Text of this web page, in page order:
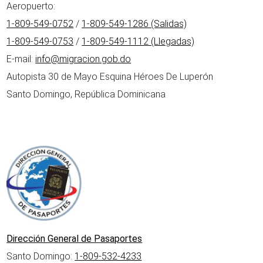
Aeropuerto:
1-809-549-0752 / 1-809-549-1286 (Salidas)
1-809-549-0753 / 1-809-549-1112 (Llegadas)
E-mail: info@migracion.gob.do
Autopista 30 de Mayo Esquina Héroes De Luperón
Santo Domingo, República Dominicana
Dirección General de Pasaportes
Santo Domingo: 1-809-532-4233